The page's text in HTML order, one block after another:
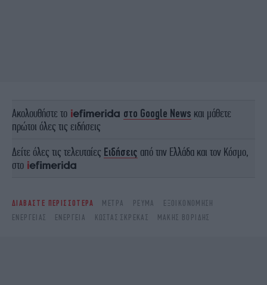
Ακολουθήστε το στο Google News και μάθετε
πρώτοι όλες τις ειδήσεις
Δείτε όλες τις τελευταίες Ειδήσεις από την Ελλάδα και τον Κόσμο,
στο
ΔΙΑΒΑΣΤΕ ΠΕΡΙΣΣΟΤΕΡΑ ΜΈΤΡΑ ΡΕΎΜΑ
ΕΞΟΙΚΟΝΌΜΗΣΗ
ΕΝΈΡΓΕΙΑΣ
ΕΝΈΡΓΕΙΑ ΚΏΣΤΑΣ ΣΚΡΈΚΑΣ ΜΆΚΗΣ ΒΟΡΊΔΗΣ